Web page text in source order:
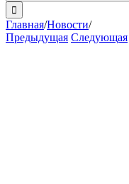
поиска:
Главная/Новости/
Предыдущая Следующая